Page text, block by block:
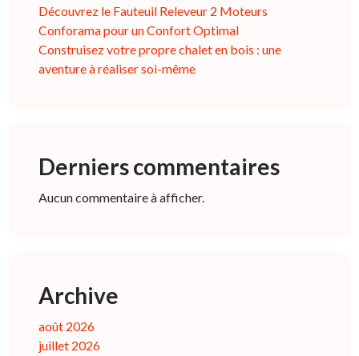
Découvrez le Fauteuil Releveur 2 Moteurs
Conforama pour un Confort Optimal
Construisez votre propre chalet en bois : une
aventure à réaliser soi-même
Derniers commentaires
Aucun commentaire à afficher.
Archive
août 2026
juillet 2026